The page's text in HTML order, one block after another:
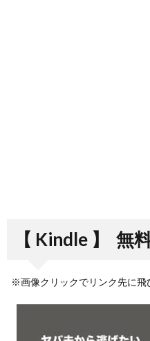
【 Kindle 】 無
※画像クリックでリンク先に飛